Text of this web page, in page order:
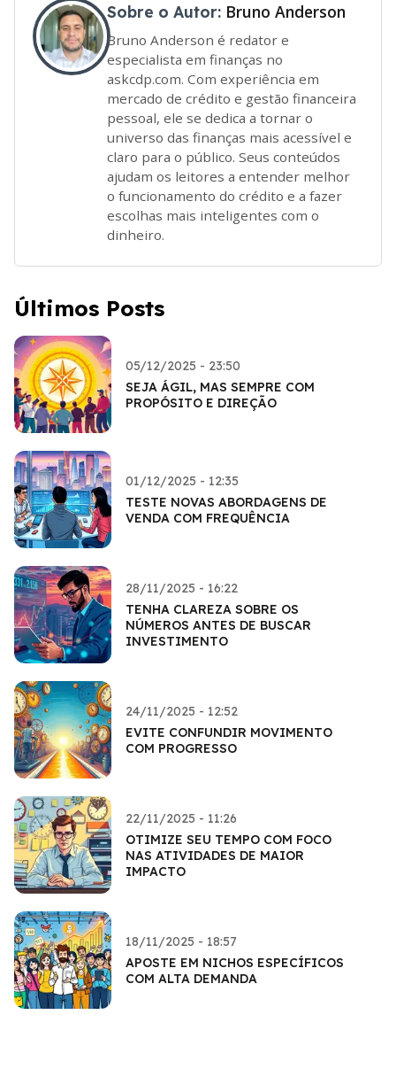
Sobre o Autor: Bruno Anderson
Bruno Anderson é redator e
especialista em finanças no
askcdp.com. Com experiência em
mercado de crédito e gestão financeira
pessoal, ele se dedica a tornar o
universo das finanças mais acessível e
claro para o público. Seus conteúdos
ajudam os leitores a entender melhor
o funcionamento do crédito e a fazer
escolhas mais inteligentes com o
dinheiro.
Últimos Posts
05/12/2025 - 23:50
SEJA ÁGIL, MAS SEMPRE COM
PROPÓSITO E DIREÇÃO
01/12/2025 - 12:35
TESTE NOVAS ABORDAGENS DE
VENDA COM FREQUÊNCIA
28/11/2025 - 16:22
TENHA CLAREZA SOBRE OS
NÚMEROS ANTES DE BUSCAR
INVESTIMENTO
24/11/2025 - 12:52
EVITE CONFUNDIR MOVIMENTO
COM PROGRESSO
22/11/2025 - 11:26
OTIMIZE SEU TEMPO COM FOCO
NAS ATIVIDADES DE MAIOR
IMPACTO
18/11/2025 - 18:57
APOSTE EM NICHOS ESPECÍFICOS
COM ALTA DEMANDA